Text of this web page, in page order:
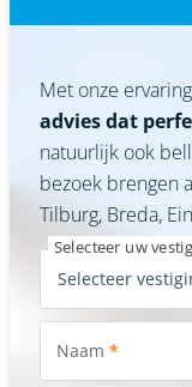
Met onze
advies dat
natuurlijk ook
bezoek brengen
Tilburg, Breda,
Selecteer uw
Naam *